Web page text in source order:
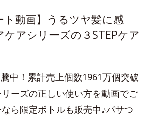
ト動画】うるツヤ髪に感
アシリーズの３STEPケア
中！累計売上個数1961万個突破
ーズの正しい使い方を動画でご
ら限定ボトルも販売中♪パサつ